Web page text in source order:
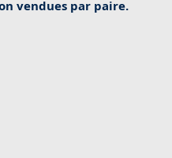
vendues par paire.